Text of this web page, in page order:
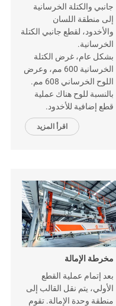
جانبي والكتلة الخرسانية
إلى منطقة اللسان
والأخدود، لقطع جانبي الكتلة
الخرسانية.
بشكل عام، غرض الكتلة
الخرسانية 600 مم، وعرض
اللوح الخرساني 608 مم.
بالنسبة للوح هناك عملية
قطع إضافية للأخدود.
اقرأ المزيد
مخرطة الإمالة
بعد إتمام عملية القطع
الأولي، يتم نقل القالب إلى
منطقة وحدة الإمالة. تقوم